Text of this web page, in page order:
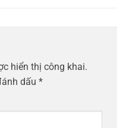
hiển thị công khai.
dấu *